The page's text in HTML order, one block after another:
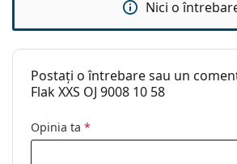
curățat:
Da
Altele
Sex:
Copii
Brand:
Oakley
Nici o
Postați o întrebare sau un
Flak XXS OJ 9008 10 58
Opinia ta *